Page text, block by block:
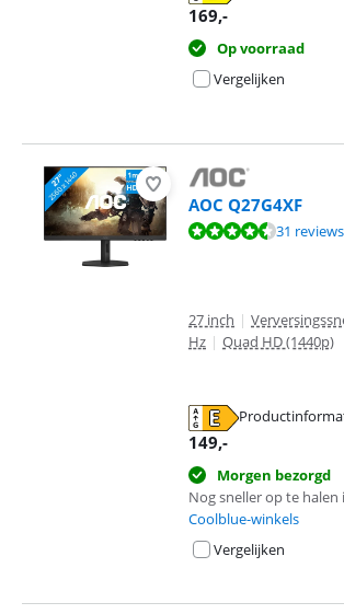
169,-
Op voorraad
Vergelijken
AOC Q27G4XF
Beoordeling is 9,3 van de 10, gebaseerd op 3131 reviews
27 inch |
Hz | Quad HD (1440p)
149,-
Morgen bezorgd
Nog sneller op te halen
Coolblue-winkels
Vergelijken